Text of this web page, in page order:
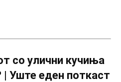
со улични кучиња
Уште еден поткаст